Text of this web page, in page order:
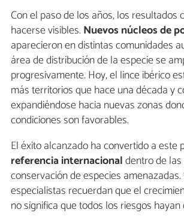
Con el paso de los años, los resultados
hacerse visibles. Nuevos núcleos de
aparecieron en distintas comunidades
área de distribución de la especie se
progresivamente. Hoy, el lince ibérico
más territorios que hace una década y
expandiéndose hacia nuevas zonas
condiciones son favorables.
El éxito alcanzado ha convertido a este
referencia internacionaldentro de
conservación de especies
especialistas recuerdan que el
no significa que todos los riesgos